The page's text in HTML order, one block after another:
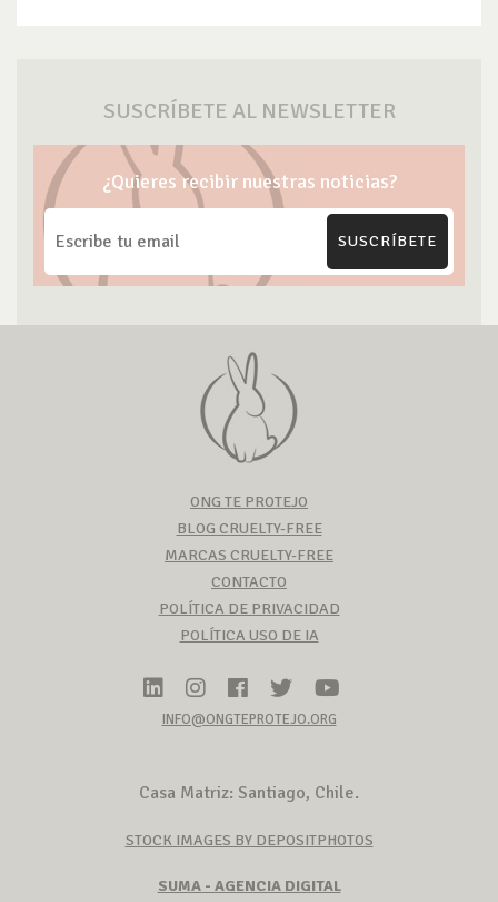
SUSCRÍBETE AL NEWSLETTER
¿Quieres recibir nuestras noticias?
SUSCRÍBETE
ONG TE PROTEJO
BLOG CRUELTY-FREE
MARCAS CRUELTY-FREE
CONTACTO
POLÍTICA DE PRIVACIDAD
POLÍTICA USO DE IA
INFO@ONGTEPROTEJO.ORG
Casa Matriz: Santiago, Chile.
STOCK IMAGES BY DEPOSITPHOTOS
SUMA - AGENCIA DIGITAL